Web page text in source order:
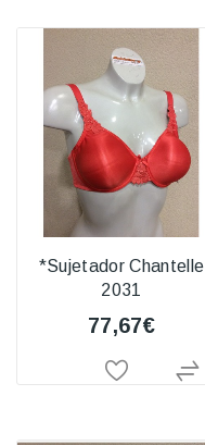
*Sujetador Chantelle
2031
77,67€